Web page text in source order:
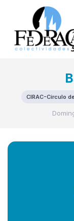
CIRAC-Círculo